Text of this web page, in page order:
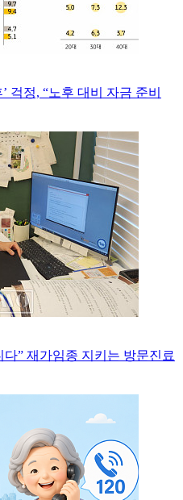
걱정, “노후 대비 자금 준비
” 재가임종 지키는 방문진료